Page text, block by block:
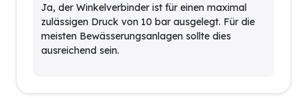
Ja, der Winkelverbinder ist für einen maximal
zulässigen Druck von 10 bar ausgelegt. Für die
meisten Bewässerungsanlagen sollte dies
ausreichend sein.